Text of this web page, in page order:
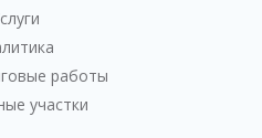
работы
участки